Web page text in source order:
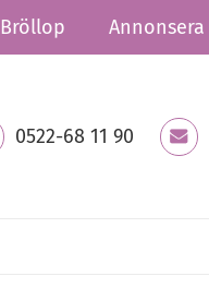
Bröllop Annonsera
0522-68 11 90